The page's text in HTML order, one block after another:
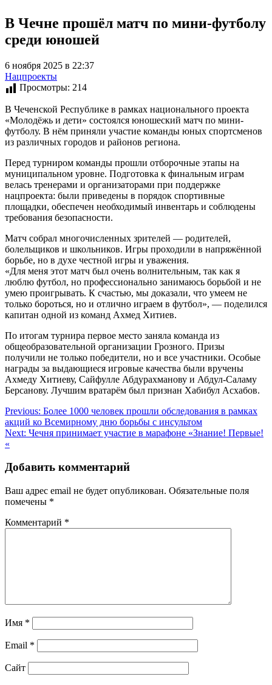
В Чечне прошёл матч по мини-футболу
среди юношей
6 ноября 2025 в 22:37
Нацпроекты
Просмотры: 214
В Чеченской Республике в рамках национального проекта
«Молодёжь и дети» состоялся юношеский матч по мини-
футболу. В нём приняли участие команды юных спортсменов
из различных городов и районов региона.
Перед турниром команды прошли отборочные этапы на
муниципальном уровне. Подготовка к финальным играм
велась тренерами и организаторами при поддержке
нацпроекта: были приведены в порядок спортивные
площадки, обеспечен необходимый инвентарь и соблюдены
требования безопасности.
Матч собрал многочисленных зрителей — родителей,
болельщиков и школьников. Игры проходили в напряжённой
борьбе, но в духе честной игры и уважения.
«Для меня этот матч был очень волнительным, так как я
люблю футбол, но профессионально занимаюсь борьбой и не
умею проигрывать. К счастью, мы доказали, что умеем не
только бороться, но и отлично играем в футбол», — поделился
капитан одной из команд Ахмед Хитиев.
По итогам турнира первое место заняла команда из
общеобразовательной организации Грозного. Призы
получили не только победители, но и все участники. Особые
награды за выдающиеся игровые качества были вручены
Ахмеду Хитиеву, Сайфулле Абдурахманову и Абдул-Саламу
Берсанову. Лучшим вратарём был признан Хабибул Асхабов.
Навигация
по
записям
Previous: Более 1000 человек прошли обследования в рамках
акций ко Всемирному дню борьбы с инсультом
Next: Чечня принимает участие в марафоне «Знание! Первые!
«
Добавить комментарий
Ваш адрес email не будет опубликован. Обязательные поля
помечены *
Комментарий *
Имя *
Email *
Сайт